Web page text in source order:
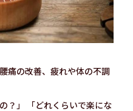
痛の改善、疲れや体の不調
？」 「どれくらいで楽にな